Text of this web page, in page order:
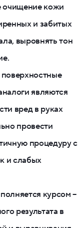
очищение кожи
и забитых
выровнять тон
являются
вред в руках
провести
процедуру с
и слабых
курсом –
результата в